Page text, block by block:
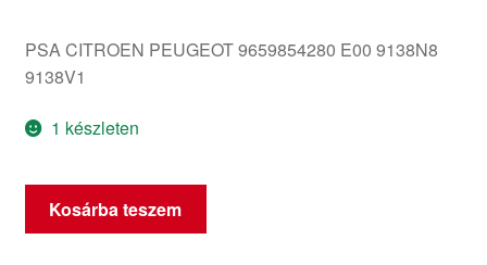
PSA CITROEN PEUGEOT 9659854280 E00 9138N8
9138V1
1 készleten
Jobb
hátsó
Kosárba teszem